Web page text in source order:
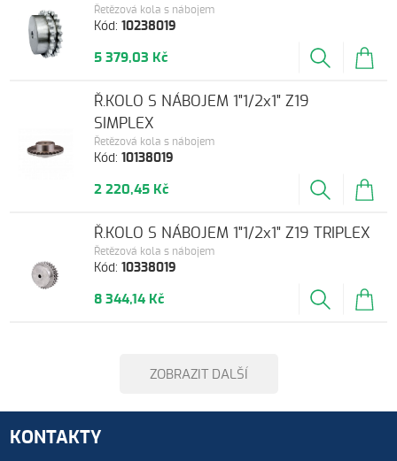
Kód:10238019
Řetězová kola s nábojem
5 379,03 Kč
Kód:10138019
Řetězová kola s nábojem
Ř.KOLO S NÁBOJEM 1"1/2x1" Z19
SIMPLEX
2 220,45 Kč
Kód:10338019
Řetězová kola s nábojem
Ř.KOLO S NÁBOJEM 1"1/2x1" Z19 TRIPLEX
8 344,14 Kč
ZOBRAZIT DALŠÍ
KONTAKTY